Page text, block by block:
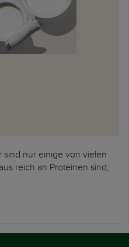
sind nur einige von vielen
reich an Proteinen sind;